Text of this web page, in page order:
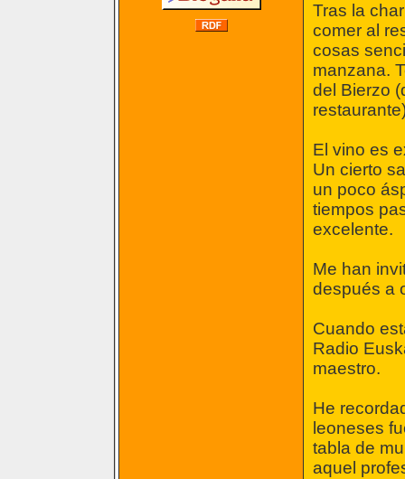
Tras la
comer al
cosas
manzana.
del Bierzo
El vino es
Un cierto
un poco
tiempos
excelente.
Me han
después a
Cuando
Radio
maestro.
He
leoneses
tabla de
aquel